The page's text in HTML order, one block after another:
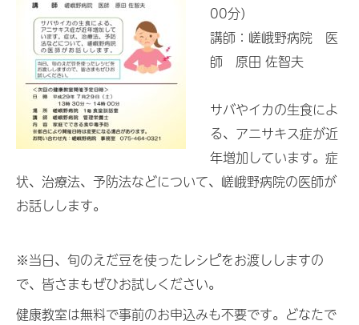
00分）
講師：嵯峨野病院 医
師 原田 佐智夫
サバやイカの生食によ
る、アニサキス症が近
年増加しています。症
状、治療法、予防法などについて、嵯峨野病院の医師が
お話しします。
※当日、旬のえだ豆を使ったレシピをお渡ししますの
で、皆さまもぜひお試しください。
健康教室は無料で事前のお申込みも不要です。どなたで